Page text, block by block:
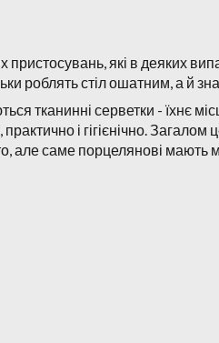
пристосувань, які в деяких
роблять стіл ошатним, а й
тканинні серветки - їхнє
і гігієнічно.
але саме порцелянові